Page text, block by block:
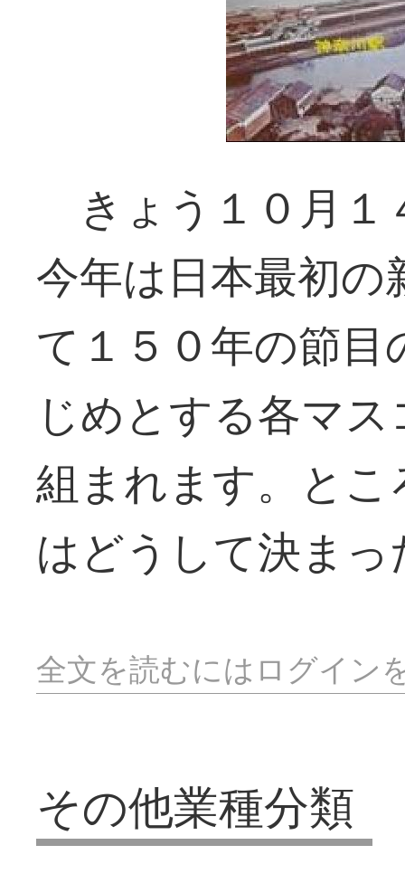
きょう１０月１
今年は日本最初
て１５０年の節
じめとする各マ
組まれます。と
はどうして決ま
全文を読むにはログイン
その他業種分類